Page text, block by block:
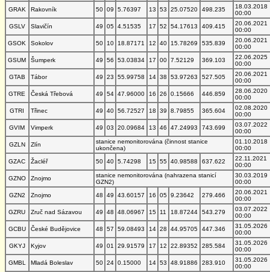
GRAK
Rakovník 50 09 5.76397 13 53 25.07520 498.235
18.03.2018
00:00
GSLV
Slavičín 49 05 4.51535 17 52 54.17613 409.415
20.06.2021
00:00
GSOK
Sokolov 50 10 18.87171 12 40 15.78269 535.839
20.06.2021
00:00
GSUM
Šumperk 49 56 53.03834 17 00 7.52129 369.103
22.06.2025
00:00
GTAB
Tábor 49 23 55.99758 14 38 53.97263 527.505
20.06.2021
00:00
GTRE
Česká Třebová 49 54 47.96000 16 26 0.15666 446.859
28.06.2020
00:00
GTRI
Třinec 49 40 56.72527 18 39 8.79855 365.604
02.08.2020
00:00
GVIM
Vimperk 49 03 20.09684 13 46 47.24993 743.699
03.07.2022
00:00
GZLN
Zlín
stanice nemonitorována (činnost stanice
ukončena)
01.10.2018
00:00
GZAC
Žacléř 50 40 5.74298 15 55 40.98588 637.622
22.11.2021
00:00
GZNO
Znojmo
stanice nemonitorována (nahrazena stanicí
GZN2)
30.03.2019
00:00
GZN2
Znojmo 48 49 43.60157 16 05 9.23642 279.466
20.06.2021
00:00
GZRU
Zruč nad Sázavou 49 48 48.06967 15 11 18.87244 543.279
03.07.2022
00:00
GCBU
České Budějovice 48 57 59.08493 14 28 44.95705 447.346
31.05.2026
00:00
GKYJ
Kyjov 49 01 29.91579 17 12 22.89352 285.584
31.05.2026
00:00
GMBL
Mladá Boleslav 50 24 0.15000 14 53 48.91886 283.910
31.05.2026
00:00